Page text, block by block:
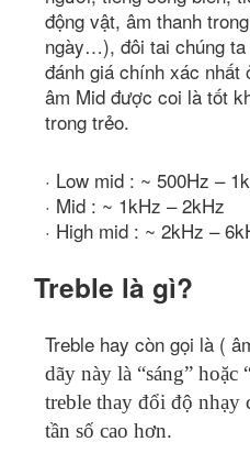
động vật, âm thanh
ngày…), đôi tai chúng
đánh giá chính xác nhất
âm Mid được coi là tốt
trong trẻo.
· Low mid : ~ 500Hz –
· Mid : ~ 1kHz – 2kHz
· High mid : ~ 2kHz –
Treble là gì?
Treble hay còn gọi là (
dãy này là “sáng”
treble thay đổi độ nhạy
tần số cao hơn.